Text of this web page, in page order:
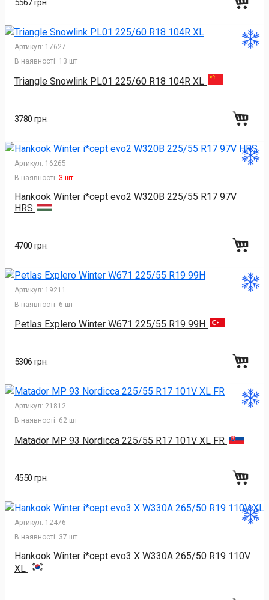
5567 грн.
Артикул: 17627
В наявності: 13 шт
Triangle Snowlink PL01 225/60 R18 104R XL
3780 грн.
Артикул: 16265
В наявності: 3 шт
Hankook Winter i*cept evo2 W320B 225/55 R17 97V
HRS
4700 грн.
Артикул: 19211
В наявності: 6 шт
Petlas Explero Winter W671 225/55 R19 99H
5306 грн.
Артикул: 21812
В наявності: 62 шт
Matador MP 93 Nordicca 225/55 R17 101V XL FR
4550 грн.
Артикул: 12476
В наявності: 37 шт
Hankook Winter i*cept evo3 X W330A 265/50 R19 110V
XL